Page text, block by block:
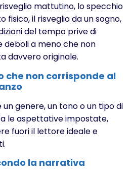
mattutino, lo specchio
fisico, il risveglio da un sogno,
del tempo prive di
deboli a meno che non
davvero originale.
che non corrisponde al
un genere, un tono o un tipo di
le aspettative impostate,
fuori il lettore ideale e
la narrativa